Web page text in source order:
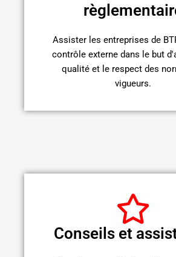
Assister les entreprises de
contrôle externe dans le but
qualité et le respect des
vigueurs.
Conseils et